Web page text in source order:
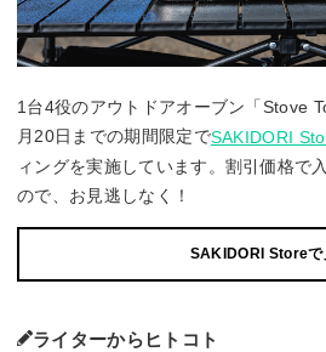
1台4役のアウトドアオーブン「Stove
月20日までの期間限定でSAKIDORI
ィングを実施しています。割引価格で
ので、お見逃しなく！
SAKIDORI Storeで
ライターからヒトコト